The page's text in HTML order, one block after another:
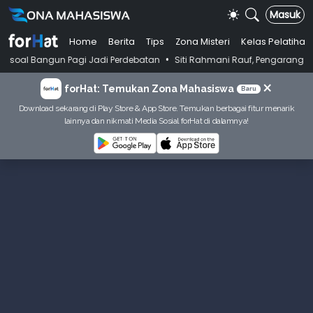
Masuk
Home Berita Tips Zona Misteri
Kelas Pelatihan
Pagi Jadi Perdebatan • Siti Rahmani Rauf, Pengarang Buku Bahasa
forHat: Temukan Zona Mahasiswa Baru ×
Download sekarang di Play Store & App Store. Temukan berbagai fitur menarik
lainnya dan nikmati Media Sosial forHat di dalamnya!